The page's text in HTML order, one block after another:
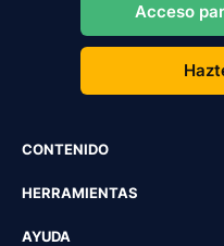
Acceso
CONTENIDO
HERRAMIENTAS
AYUDA